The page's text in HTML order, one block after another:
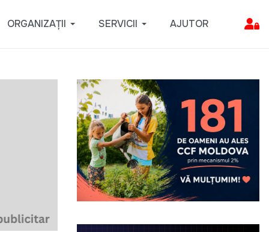
ORGANIZAȚII SERVICII AJUTOR